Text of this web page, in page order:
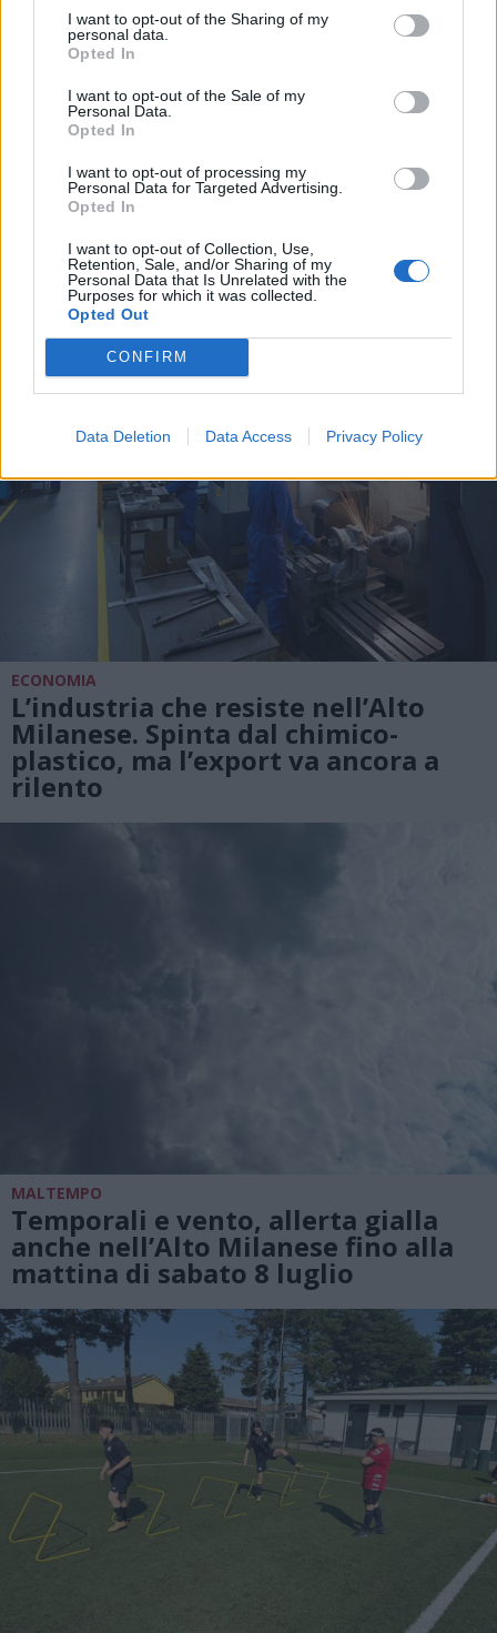
I want to opt-out of the Sharing of my
personal data.
Opted In
I want to opt-out of the Sale of my
Personal Data.
Opted In
I want to opt-out of processing my
Personal Data for Targeted Advertising.
Opted In
I want to opt-out of Collection, Use,
Retention, Sale, and/or Sharing of my
Personal Data that Is Unrelated with the
Purposes for which it was collected.
Opted Out
CONFIRM
Data Deletion Data Access Privacy Policy
Tra stelle, trekking ed
enogastronomia e notte di San
Lorenzo. Dove vedere le stelle
cadenti in Lombardia
ECONOMIA
L’industria che resiste nell’Alto
Milanese. Spinta dal chimico-
plastico, ma l’export va ancora a
rilento
MALTEMPO
Temporali e vento, allerta gialla
anche nell’Alto Milanese fino alla
mattina di sabato 8 luglio